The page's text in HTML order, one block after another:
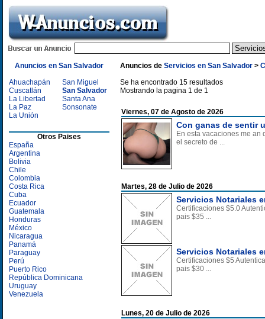
Anuncios en San Salvador
Ahuachapán
Cuscatlán
La Libertad
La Paz
La Unión
San Miguel
San Salvador
Santa Ana
Sonsonate
Otros Paises
España
Argentina
Bolivia
Chile
Colombia
Costa Rica
Cuba
Ecuador
Guatemala
Honduras
México
Nicaragua
Panamá
Paraguay
Perú
Puerto Rico
República Dominicana
Uruguay
Venezuela
Anuncios de Servicios en San Salvador >
Se ha encontrado 15 resultados
Mostrando la pagina 1 de 1
Viernes, 07 de Agosto de 2026
Con ganas de sentir
En esta vacaciones me
el secreto de ...
Martes, 28 de Julio de 2026
Servicios Notariales
Certificaciones $5.0
pais $35 ...
Servicios Notariales
Certificaciones $5
pais $30 ...
Lunes, 20 de Julio de 2026